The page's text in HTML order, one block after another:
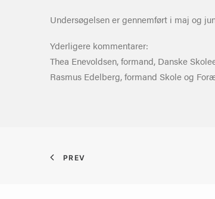
Undersøgelsen er gennemført i maj og
Yderligere kommentarer:
Thea Enevoldsen, formand, Danske
Rasmus Edelberg, formand Skole og
PREV